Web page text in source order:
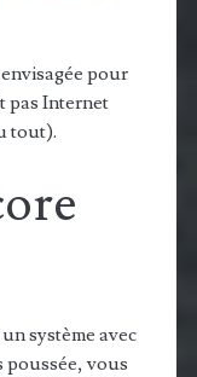
pour
pas Internet
tout).
système avec
poussée, vous